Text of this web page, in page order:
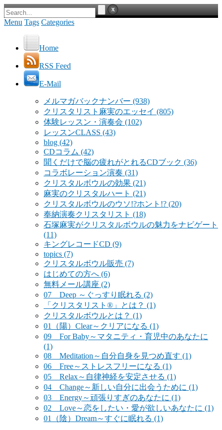
Menu Tags Categories
Home
RSS Feed
E-Mail
メルマガバックナンバー (938)
クリスタリスト麻実のエッセイ (805)
体験レッスン・演奏会 (102)
レッスンCLASS (43)
blog (42)
CDコラム (42)
聞くだけで脳の疲れがとれるCDブック (36)
コラボレーション演奏 (31)
クリスタルボウルの効果 (21)
麻実のクリスタルハート (21)
クリスタルボウルのウソ!?ホント!? (20)
奉納演奏クリスタリスト (18)
石塚麻実がクリスタルボウルの魅力をナビゲート
(11)
キングレコードCD (9)
topics (7)
クリスタルボウル販売 (7)
はじめての方へ (6)
無料メール講座 (2)
07 Deep ～ぐっすり眠れる (2)
「クリスタリスト®」とは？ (1)
クリスタルボウルとは？ (1)
01（陽）Clear～クリアになる (1)
09 For Baby～マタニティ・育児中のあなたに
(1)
08 Meditation～自分自身を見つめ直す (1)
06 Free～ストレスフリーになる (1)
05 Relax～自律神経を安定させる (1)
04 Change～新しい自分に出会うために (1)
03 Energy～頑張りすぎのあなたに (1)
02 Love～恋をしたい・愛が欲しいあなたに (1)
01（陰）Dream～すぐに眠れる (1)